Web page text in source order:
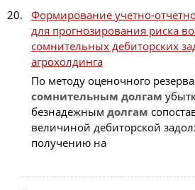
Формирование учетно-
для прогнозирования риска
сомнительных дебиторских
агрохолдинга
По методу оценочного
сомнительным долгам
безнадежным долгам
величиной дебиторской
получению на